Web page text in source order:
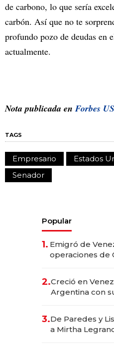
de carbono, lo que sería
carbón. Así que no te
profundo pozo de deudas en
actualmente.
Nota publicada enForbes US
TAGS
Empresario Estados
Senador
Popular
1. Emigró de
operaciones de
2.Creció en
Argentina con
las marcas
3.De Paredes y
a Mirtha